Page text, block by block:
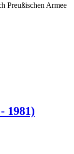
Preußischen Armee
1981)